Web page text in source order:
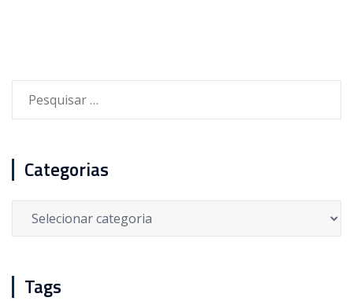
Categorias
Categorias
Tags